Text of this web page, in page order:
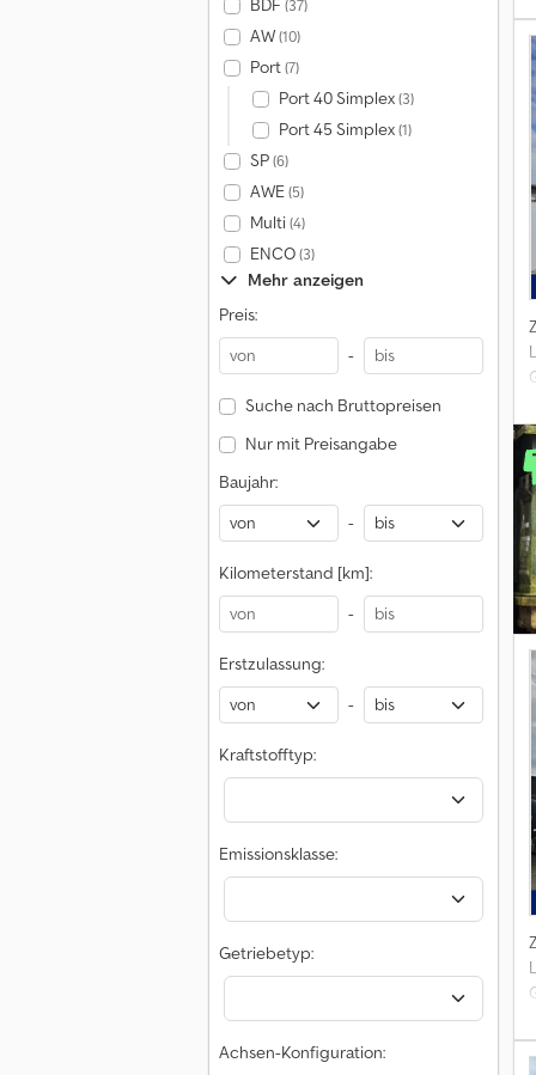
BDF (37)
AW(10)
Port(7)
Port 40 Simplex(3)
Port 45 Simplex(1)
SP(6)
AWE(5)
Multi(4)
ENCO(3)
Mehr anzeigen
Preis:
-
Suche nach Bruttopreisen
Nur mit Preisangabe
Baujahr:
-
Kilometerstand [km]:
-
Erstzulassung:
-
Kraftstofftyp:
Emissionsklasse:
Getriebetyp:
Achsen-Konfiguration: